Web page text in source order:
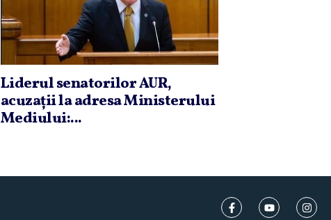
Liderul senatorilor AUR,
acuzaţii la adresa Ministerului
Mediului:...